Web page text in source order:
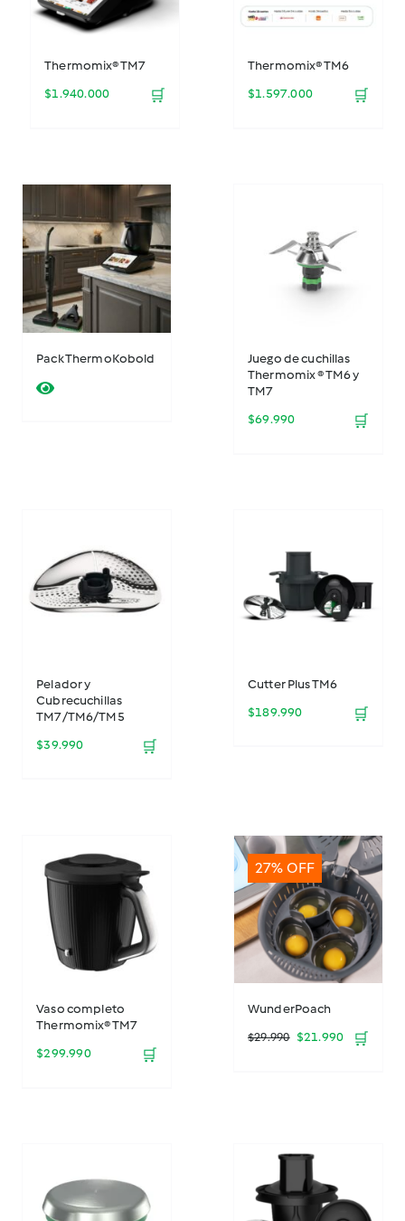
Thermomix® TM7
$1.940.000 🛒
Thermomix® TM6
$1.597.000 🛒
Pack ThermoKobold
Juego de cuchillas
Thermomix ® TM6 y
TM7
$69.990 🛒
Pelador y
Cubrecuchillas
TM7/TM6/TM5
$39.990 🛒
Cutter Plus TM6
$189.990 🛒
Vaso completo
Thermomix® TM7
$299.990 🛒
27% OFF
WunderPoach
$29.990 El
$29.990.
$21.990El 🛒